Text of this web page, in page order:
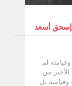
إسحق أسعد
لم
من
وقيامته بل